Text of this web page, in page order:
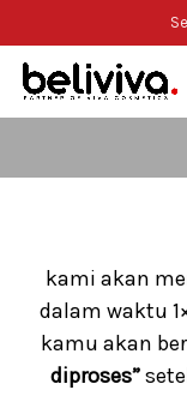
kami akan
dalam waktu
kamu akan
diproses”